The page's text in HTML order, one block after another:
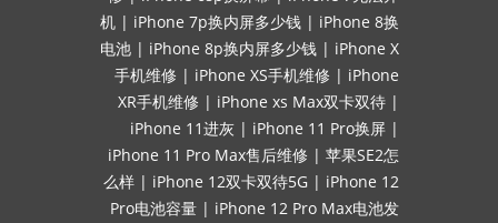
机 | iPhone 7p换内屏多少钱 | iPhone 8换
电池 | iPhone 8p换内屏多少钱 | iPhone X
手机维修 | iPhone XS手机维修 | iPhone
XR手机维修 | iPhone xs Max双卡双待 |
iPhone 11进灰 | iPhone 11 Pro换屏 |
iPhone 11 Pro Max售后维修 | 苹果SE2怎
么样 | iPhone 12双卡双待5G | iPhone 12
Pro电池容量 | iPhone 12 Pro Max电池发